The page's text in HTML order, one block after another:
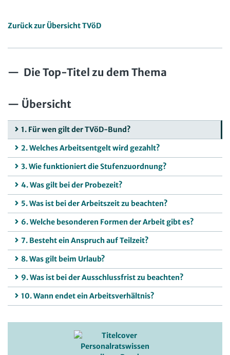
Zurück zur Übersicht TVöD
Die Top-Titel zu dem Thema
Übersicht
1. Für wen gilt der TVöD-Bund?
2. Welches Arbeitsentgelt wird gezahlt?
3. Wie funktioniert die Stufenzuordnung?
4. Was gilt bei der Probezeit?
5. Was ist bei der Arbeitszeit zu beachten?
6. Welche besonderen Formen der Arbeit gibt es?
7. Besteht ein Anspruch auf Teilzeit?
8. Was gilt beim Urlaub?
9. Was ist bei der Ausschlussfrist zu beachten?
10. Wann endet ein Arbeitsverhältnis?